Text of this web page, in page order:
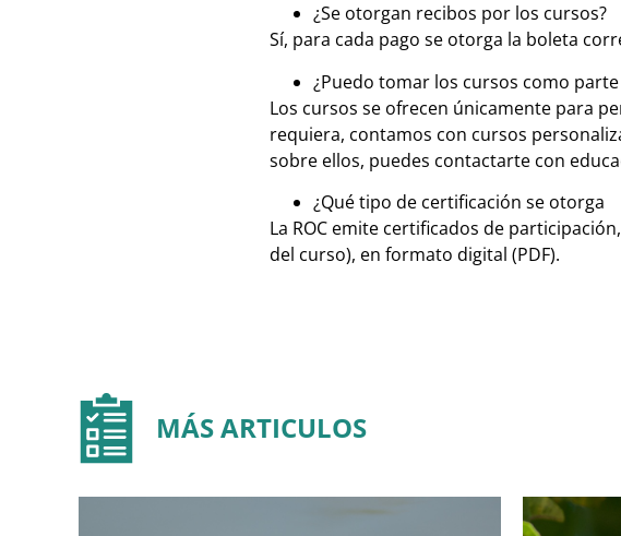
¿Se otorgan recibos por los cursos?
Sí, para cada pago se otorga la boleta
¿Puedo tomar los cursos como
Los cursos se ofrecen únicamente para
requiera, contamos con cursos
sobre ellos, puedes contactarte con
¿Qué tipo de certificación se otorga
La ROC emite certificados de
del curso), en formato digital (PDF).
MÁS ARTICULOS